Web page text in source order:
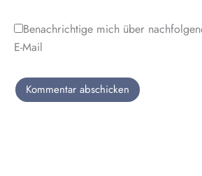
Benachrichtige mich über
E-Mail